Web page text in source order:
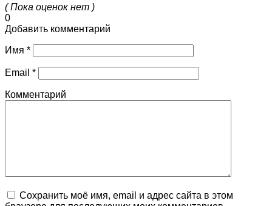
( Пока оценок нет )
0
Добавить комментарий
Имя *
Email *
Комментарий
Сохранить моё имя, email и адрес сайта в этом